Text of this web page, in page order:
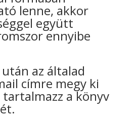
lenne, akkor
együtt
ennyibe
az általad
címre megy ki
tartalmazz a könyv